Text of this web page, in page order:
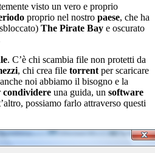
visto un vero e proprio
proprio nel nostro paese, che ha
The Pirate Bay e oscurato
. C’è chi scambia file non protetti da
, chi crea file torrent per scaricare
noi abbiamo il bisogno e la
condividere una guida, un software
possiamo farlo attraverso questi